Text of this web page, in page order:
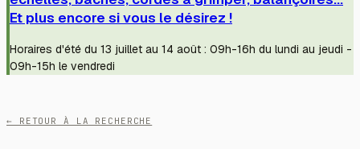
Et plus encore si vous le désirez !
Horaires d'été du 13 juillet au 14 août : 09h-16h du lundi au jeudi -
09h-15h le vendredi
← RETOUR À LA RECHERCHE